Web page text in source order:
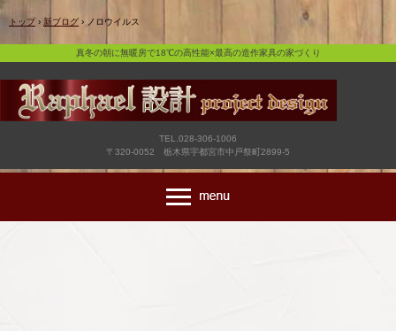
真冬の朝に無暖房で18℃の高性能×最高の造作家具の家づくり
トップ › 新ブログ › ノロウイルス
真冬の朝に無暖房で18℃の高性能×最高の造作家具の家づくり
TEL.028-306-1006
〒320-0052 栃木県宇都宮市中戸祭町2899-5